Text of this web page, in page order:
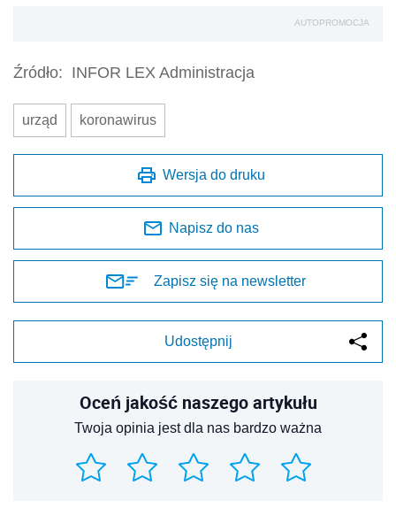
AUTOPROMOCJA
Źródło: INFOR LEX Administracja
urząd koronawirus
Wersja do druku
Napisz do nas
Zapisz się na newsletter
Udostępnij
Oceń jakość naszego artykułu
Twoja opinia jest dla nas bardzo ważna